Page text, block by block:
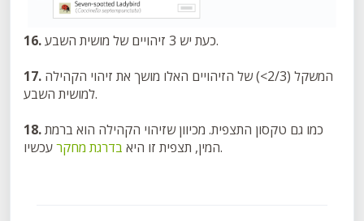
16.
כעת יש 3 זיהויים של מושית השבע.
17.
למושית השבע.
18.
המין, תצפית זו היא בדרגת מחקר עכשיו.